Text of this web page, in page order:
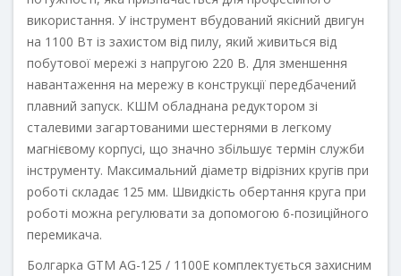
використання. У інструмент вбудований якісний двигун
на 1100 Вт із захистом від пилу, який живиться від
побутової мережі з напругою 220 В. Для зменшення
навантаження на мережу в конструкції передбачений
плавний запуск. КШМ обладнана редуктором зі
сталевими загартованими шестернями в легкому
магнієвому корпусі, що значно збільшує термін служби
інструменту. Максимальний діаметр відрізних кругів при
роботі складає 125 мм. Швидкість обертання круга при
роботі можна регулювати за допомогою 6-позиційного
перемикача.
Болгарка GTM AG-125 / 1100E комплектується захисним